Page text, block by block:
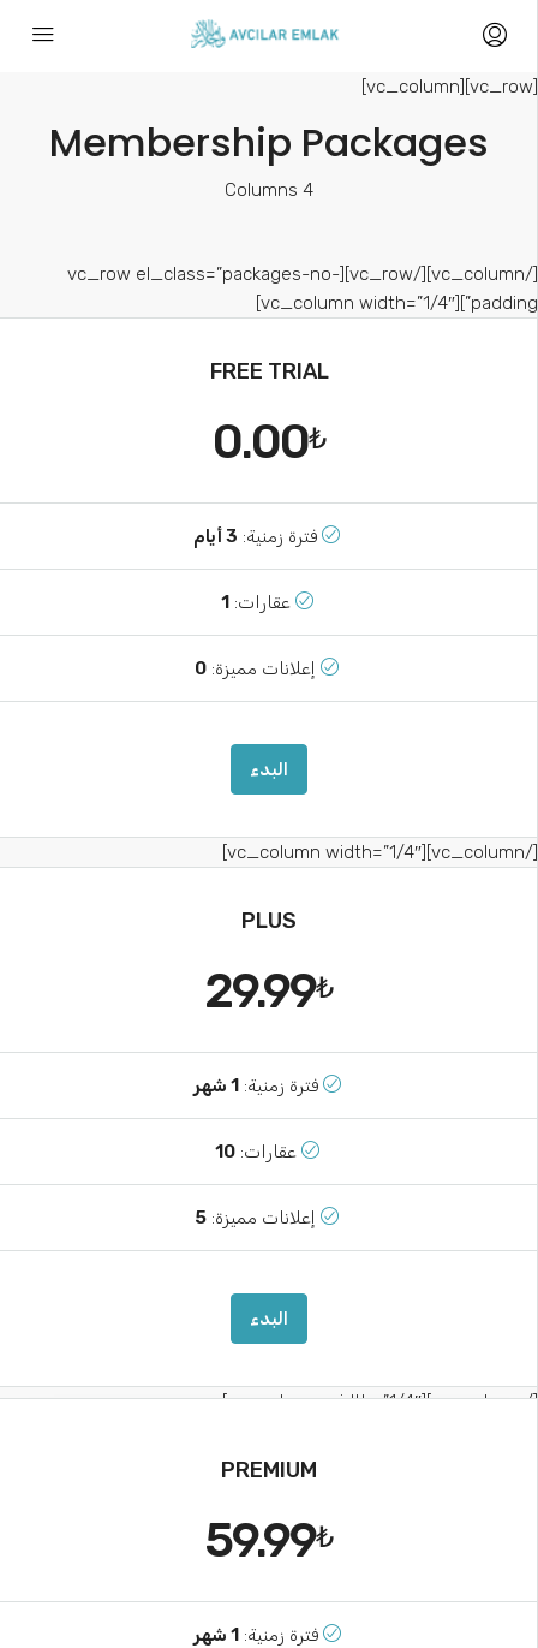
[vc_row][vc_column]
Membership Packages
4 Columns
[/vc_column][/vc_row][vc_row el_class=”packages-no-
padding”][vc_column width=”1/4″]
FREE TRIAL
₺
0.00
فترة زمنية: 3 أيام
عقارات: 1
إعلانات مميزة: 0
البدء
[/vc_column][vc_column width=”1/4″]
PLUS
₺
29.99
فترة زمنية: 1 شهر
عقارات: 10
إعلانات مميزة: 5
البدء
[/vc_column][vc_column width=”1/4″]
PREMIUM
₺
59.99
فترة زمنية: 1 شهر